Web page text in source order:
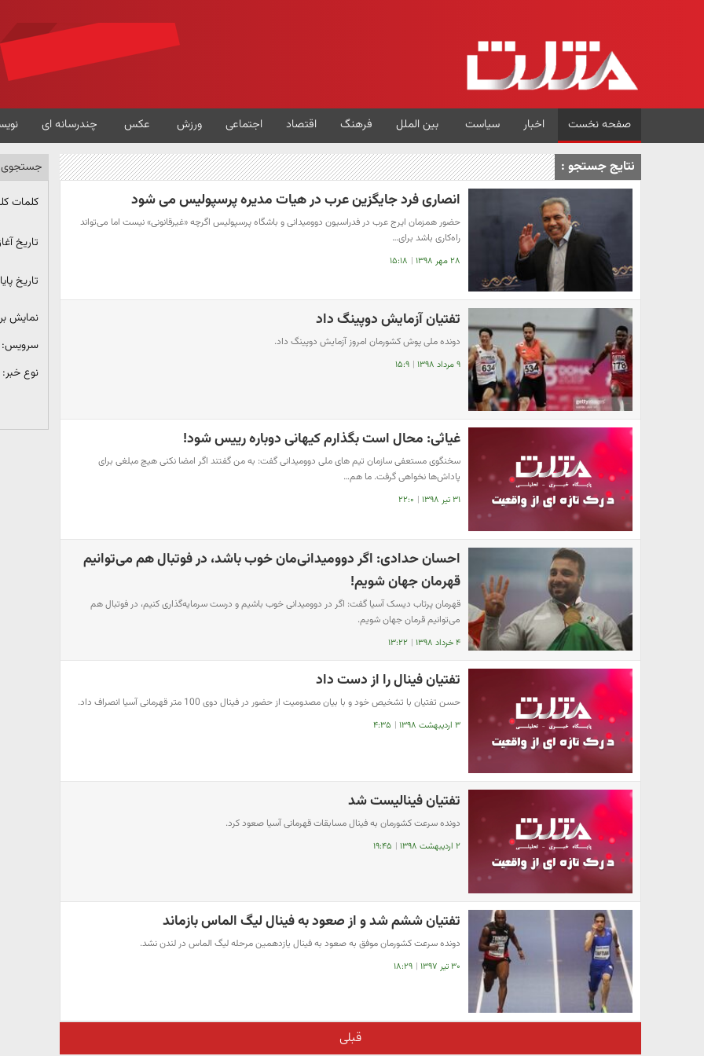
صفحه نخست اخبار سیاست بین الملل فرهنگ اقتصاد اجتماعی ورزش عکس چندرسانه ای
نتایج جستجو :
انصاری فرد جایگزین عرب در هیات مدیره پرسپولیس می شود
حضور همزمان ایرج عرب در فدراسیون دوومیدانی و باشگاه پرسپولیس اگرچه «غیرقانونی» نیست اما می‌تواند
راه‌کاری باشد برای…
۲۸ مهر ۱۳۹۸ | ۱۵:۱۸
تفتیان آزمایش دوپینگ داد
دونده ملی پوش کشورمان امروز آزمایش دوپینگ داد.
۹ مرداد ۱۳۹۸ | ۱۵:۹
غیاثی: محال است بگذارم کیهانی دوباره رییس شود!
سخنگوی مستعفی سازمان تیم های ملی دوومیدانی گفت: به من گفتند اگر امضا نکنی هیچ مبلغی برای
پاداش‌ها نخواهی گرفت. ما هم…
۳۱ تیر ۱۳۹۸ | ۲۲:۰
احسان حدادی: اگر دوومیدانی‌مان خوب باشد، در فوتبال هم می‌توانیم
قهرمان جهان شویم!
قهرمان پرتاب دیسک آسیا گفت: اگر در دوومیدانی خوب باشیم و درست سرمایه‌گذاری کنیم، در فوتبال هم
می‌توانیم قرمان جهان شویم.
۴ خرداد ۱۳۹۸ | ۱۳:۲۲
تفتیان فینال را از دست داد
حسن تفتیان با تشخیص خود و با بیان مصدومیت از حضور در فینال دوی 100 متر قهرمانی آسیا انصراف داد.
۳ اردیبهشت ۱۳۹۸ | ۴:۳۵
تفتیان فینالیست شد
دونده سرعت کشورمان به فینال مسابقات قهرمانی آسیا صعود کرد.
۲ اردیبهشت ۱۳۹۸ | ۱۹:۴۵
تفتیان ششم شد و از صعود به فینال لیگ الماس بازماند
دونده سرعت کشورمان موفق به صعود به فینال یازدهمین مرحله لیگ الماس در لندن نشد.
۳۰ تیر ۱۳۹۷ | ۱۸:۲۹
قبلی
جستجوی
کلمات
تاریخ
تاریخ
نمایش
سرویس:
نوع خبر: